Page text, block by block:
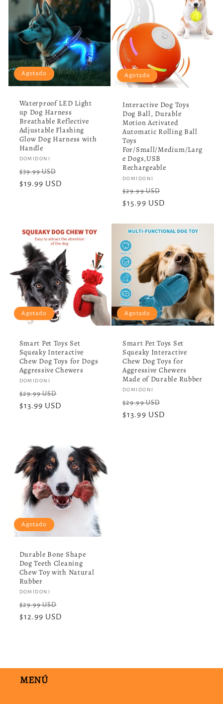
Agotado
Waterproof LED Light
up Dog Harness
Breathable Reflective
Adjustable Flashing
Glow Dog Harness with
Handle
Proveedor:
DOMIDONI
Precio
habitual
$39.99 USD
$19.99 USD
Agotado
Interactive Dog Toys
Dog Ball, Durable
Motion Activated
Automatic Rolling Ball
Toys
For/Small/Medium/Larg
e Dogs,USB
Rechargeable
Proveedor:
DOMIDONI
Precio
habitual
$29.99 USD
$15.99 USD
Agotado
Smart Pet Toys Set
Squeaky Interactive
Chew Dog Toys for Dogs
Aggressive Chewers
Proveedor:
DOMIDONI
Precio
habitual
$29.99 USD
$13.99 USD
Agotado
Smart Pet Toys Set
Squeaky Interactive
Chew Dog Toys for
Aggressive Chewers
Made of Durable Rubber
Proveedor:
DOMIDONI
Precio
habitual
$29.99 USD
$13.99 USD
Agotado
Durable Bone Shape
Dog Teeth Cleaning
Chew Toy with Natural
Rubber
Proveedor:
DOMIDONI
Precio
habitual
$29.99 USD
$12.99 USD
MENÚ